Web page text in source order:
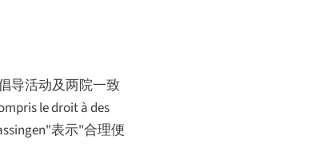
导活动及两院一致
le droit à des
"表示"合理便